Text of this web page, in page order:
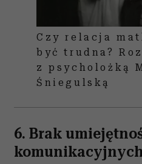
społecznościowym,
Partnerzy mogą połączyć te
otrzymanymi od Ciebie lub
korzystania z ich usług.
Czy relacja
być trudna?
z psycholożką
Śniegulską
6. Brak